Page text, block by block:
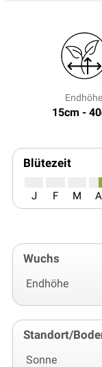
Endhöhe
15cm -
Blütezeit
J F M A
Wuchs
Endhöhe
Standort/
Sonne